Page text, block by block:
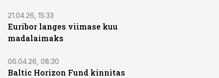
21.04.26, 15:33
Euribor langes viimase kuu
madalaimaks
06.04.26, 08:30
Baltic Horizon Fund kinnitas